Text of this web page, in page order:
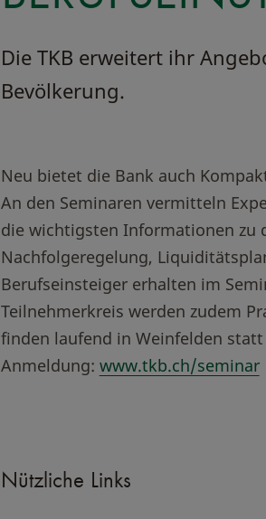
Die TKB erweitert ihr
Bevölkerung.
Neu bietet die Bank auch
An den Seminaren vermitteln
die wichtigsten Informationen zu
Nachfolgeregelung,
Berufseinsteiger erhalten im
Teilnehmerkreis werden zudem
finden laufend in Weinfelden
Anmeldung: www.tkb.ch/seminar
Nützliche Links